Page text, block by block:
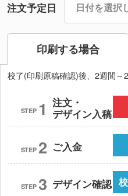
注文予定日
印刷する場合
校了(印刷原稿確認)後、2週間～
STEP 1 注文・
デザイン入稿
STEP 2 ご入金
STEP 3 デザイン確認